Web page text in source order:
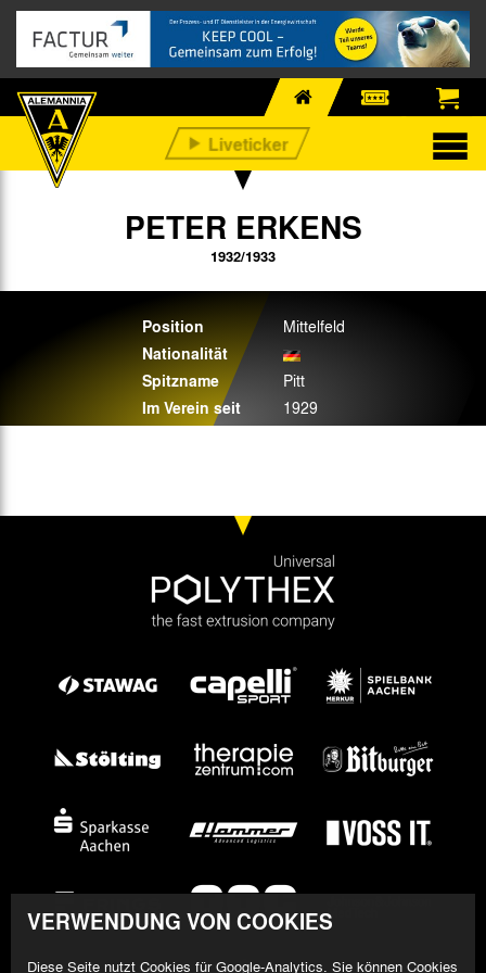
PETER ERKENS
1932/1933
Position Mittelfeld
Nationalität
Spitzname
Pitt
Im Verein seit 1929
VERWENDUNG VON COOKIES
Diese Seite nutzt Cookies für Google-Analytics. Sie können Cookies